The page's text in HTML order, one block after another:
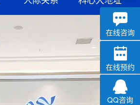
深科
心理咨询
在线咨询
在线预约
QQ咨询